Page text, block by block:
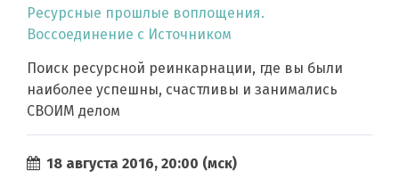
Ресурсные прошлые воплощения.
Воссоединение с Источником
Поиск ресурсной реинкарнации, где вы были
наиболее успешны, счастливы и занимались
СВОИМ делом
18 августа 2016, 20:00 (мск)